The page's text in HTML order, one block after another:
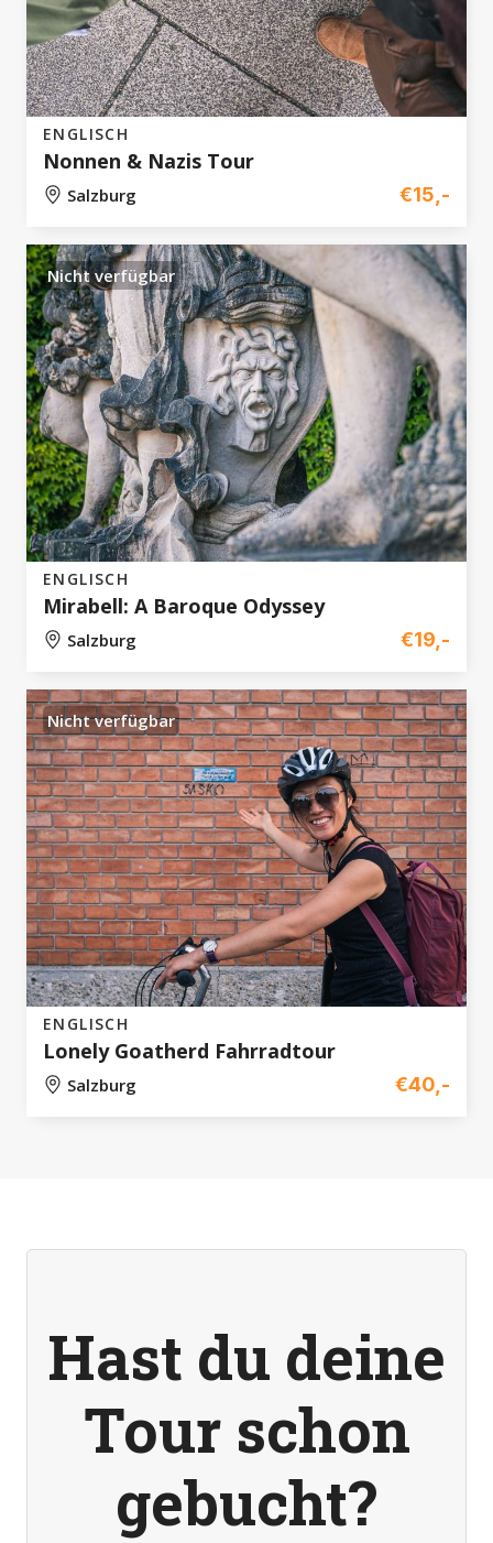
ENGLISCH
Nonnen & Nazis Tour
Salzburg €15,-
Nicht verfügbar
ENGLISCH
Mirabell: A Baroque Odyssey
Salzburg €19,-
Nicht verfügbar
ENGLISCH
Lonely Goatherd Fahrradtour
Salzburg €40,-
Hast du deine
Tour schon
gebucht?